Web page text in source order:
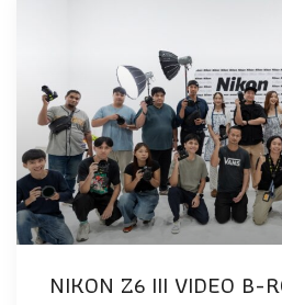
NIKON Z6 III VIDEO B-